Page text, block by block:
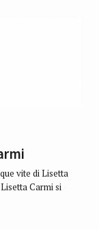
vite di Lisetta
Carmi si